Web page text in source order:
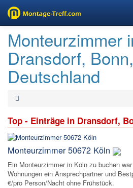
Monteurzimmer
Dransdorf, Bonn,
Deutschland
Top - Einträge in Dransdorf,
Monteurzimmer 50672 Köln
Ein Monteurzimmer in Köln zu buchen
Wohnungen ein Ansprechpartner und
€/pro Person/Nacht ohne Frühstück.